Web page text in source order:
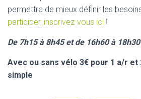
permettra de mieux définir les
participer, inscrivez-vous ici !
De 7h15 à 8h45 et de 16h60 à 18h30
Avec ou sans vélo 3€ pour 1 a/r et
simple